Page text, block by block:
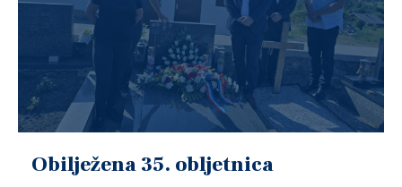
Obilježena 35. obljetnica